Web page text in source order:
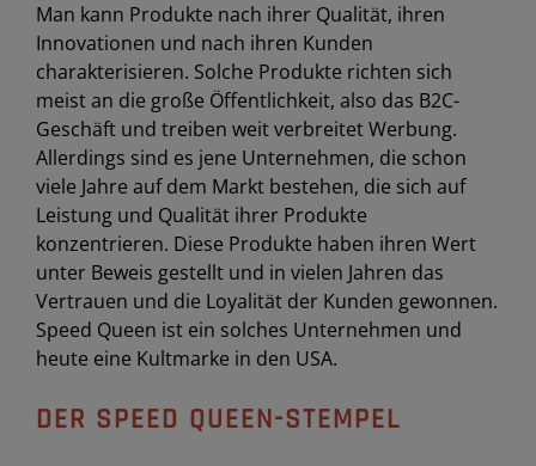
Man kann Produkte nach ihrer Qualität, ihren
Innovationen und nach ihren Kunden
charakterisieren. Solche Produkte richten sich
meist an die große Öffentlichkeit, also das B2C-
Geschäft und treiben weit verbreitet Werbung.
Allerdings sind es jene Unternehmen, die schon
viele Jahre auf dem Markt bestehen, die sich auf
Leistung und Qualität ihrer Produkte
konzentrieren. Diese Produkte haben ihren Wert
unter Beweis gestellt und in vielen Jahren das
Vertrauen und die Loyalität der Kunden gewonnen.
Speed Queen ist ein solches Unternehmen und
heute eine Kultmarke in den USA.
DER SPEED QUEEN-STEMPEL